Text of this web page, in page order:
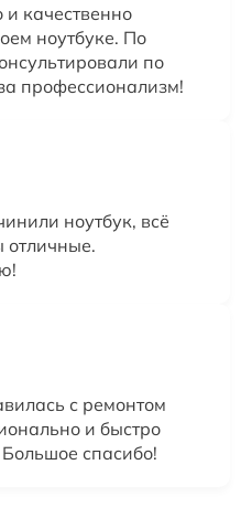
качественно
ноутбуке. По
по
профессионализм!
ноутбук, всё
отличные.
с ремонтом
и быстро
спасибо!